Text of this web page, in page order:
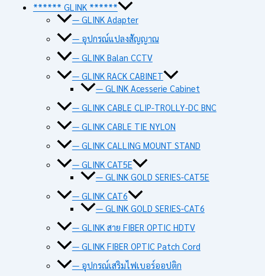
****** GLINK ******
— GLINK Adapter
— อุปกรณ์แปลงสัญญาณ
— GLINK Balan CCTV
— GLINK RACK CABINET
— GLINK Acesserie Cabinet
— GLINK CABLE CLIP-TROLLY-DC BNC
— GLINK CABLE TIE NYLON
— GLINK CALLING MOUNT STAND
— GLINK CAT5E
— GLINK GOLD SERIES-CAT5E
— GLINK CAT6
— GLINK GOLD SERIES-CAT6
— GLINK สาย FIBER OPTIC HDTV
— GLINK FIBER OPTIC Patch Cord
— อุปกรณ์เสริมไฟเบอร์ออปติก